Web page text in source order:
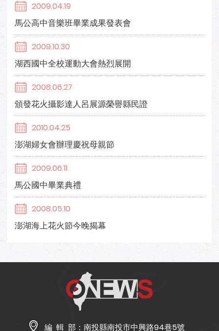
2009.04.19
馬公高中音樂班畢業成果發表會
2009.10.30
湖西國中全校運動大會熱烈展開
2008.06.27
頒發花火攝影達人呂展源榮譽縣民證
2010.04.25
澎湖婦女會辦理慶祝母親節
2009.06.11
馬公國中畢業典禮
2008.05.10
澎湖海上花火節今晚揭幕
編 輯 部： 南投縣南投市中興路94巷5號